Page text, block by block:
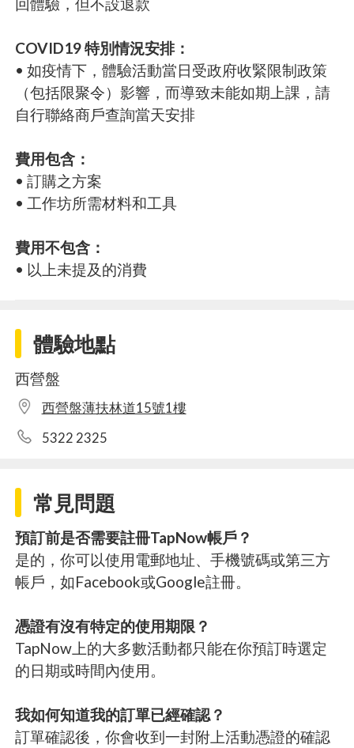
COVID19 特別情況安排：
• 如疫情下，體驗活動當日受政府收緊限制政策
（包括限聚令）影響，而導致未能如期上課，請
自行聯絡商戶查詢當天安排
費用包含：
• 訂購之方案
• 工作坊所需材料和工具
費用不包含：
• 以上未提及的消費
體驗地點
西營盤
西營盤薄扶林道15號1樓
5322 2325
常見問題
預訂前是否需要註冊TapNow帳戶？
是的，你可以使用電郵地址、手機號碼或第三方
帳戶，如Facebook或Google註冊。
憑證有沒有特定的使用期限？
TapNow上的大多數活動都只能在你預訂時選定
的日期或時間內使用。
我如何知道我的訂單已經確認？
訂單確認後，你會收到一封附上活動憑證的確認